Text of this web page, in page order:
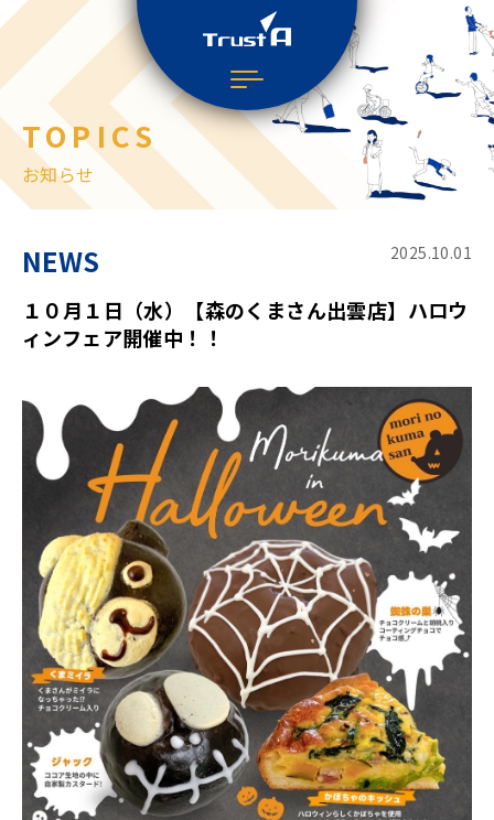
TOPICS
お知らせ
NEWS 2025.10.01
１０月１日（水）【森のくまさん出雲店】ハロウ
ィンフェア開催中！！